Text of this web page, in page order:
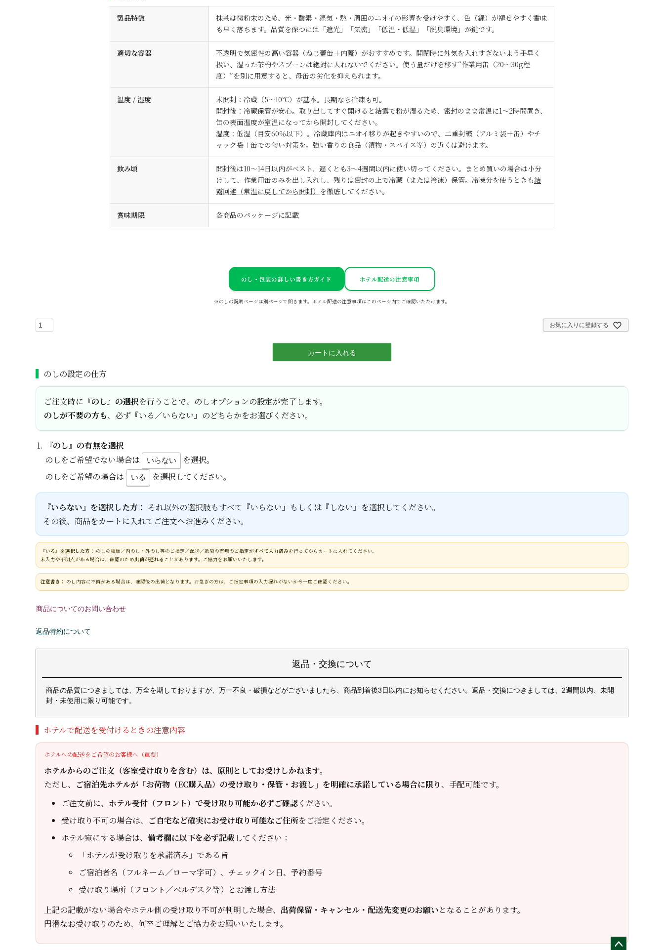
製品特徴
抹茶は微粉末のため、光・酸素・湿気・熱・周囲のニオイの影響を受けやすく、色（緑）が褪せやすく香味
も早く落ちます。品質を保つには「遮光」「気密」「低温・低湿」「脱臭環境」が鍵です。
適切な容器
不透明で気密性の高い容器（ねじ蓋缶＋内蓋）がおすすめです。開閉時に外気を入れすぎないよう手早く
扱い、湿った茶杓やスプーンは絶対に入れないでください。使う量だけを移す“作業用缶（20〜30g程
度）”を別に用意すると、母缶の劣化を抑えられます。
温度 / 湿度
未開封：冷蔵（5〜10℃）が基本。長期なら冷凍も可。
開封後：冷蔵保管が安心。取り出してすぐ開けると結露で粉が湿るため、密封のまま常温に1〜2時間置き、
缶の表面温度が室温になってから開封してください。
湿度：低湿（目安60％以下）。冷蔵庫内はニオイ移りが起きやすいので、二重封緘（アルミ袋＋缶）やチ
ャック袋＋缶での匂い対策を。強い香りの食品（漬物・スパイス等）の近くは避けます。
飲み頃
開封後は10〜14日以内がベスト、遅くとも3〜4週間以内に使い切ってください。まとめ買いの場合は小分
けして、作業用缶のみを出し入れし、残りは密封の上で冷蔵（または冷凍）保管。冷凍分を使うときも結
露回避（常温に戻してから開封） を徹底してください。
賞味期限 各商品のパッケージに記載
のし・包装の詳しい書き方ガイド ホテル配送の注意事項
※のしの説明ページは別ページで開きます。ホテル配送の注意事項はこのページ内でご確認いただけます。
お気に入りに登録する
カートに入れる
のしの設定の仕方
ご注文時に 『のし』の選択を行うことで、のしオプションの設定が完了します。
のしが不要の方も、必ず『いる／いらない』のどちらかをお選びください。
『のし』の有無を選択
のしをご希望でない場合は
いらない
を選択。
のしをご希望の場合は
いる を選択してください。
『いらない』を選択した方： それ以外の選択肢もすべて『いらない』もしくは『しない』を選択してください。
その後、商品をカートに入れてご注文へお進みください。
『いる』を選択した方： のしの種類／内のし・外のし等のご指定／配送／紙袋の有無のご指定がすべて入力済みを行ってからカートに入れてください。
未入力や不明点がある場合は、確認のため出荷が遅れる ことがあります。ご協力をお願いいたします。
注意書き： のし内容に不備がある場合は、確認後の出荷となります。お急ぎの方は、ご指定事項の入力漏れがないか今一度ご確認ください。
商品についてのお問い合わせ
返品特約について
返品・交換について
商品の品質につきましては、万全を期しておりますが、万一不良・破損などがございましたら、商品到着後3日以内にお知らせください。返品・交換につきましては、2週間以内、未開
封・未使用に限り可能です。
ホテルで配送を受付けるときの注意内容
ホテルへの配送をご希望のお客様へ（重要）
ホテルからのご注文（客室受け取りを含む）は、原則としてお受けしかねます。
ただし、 ご宿泊先ホテルが「お荷物（EC購入品）の受け取り・保管・お渡し」を明確に承諾している場合に限り、手配可能です。
ご注文前に、 ホテル受付（フロント）で受け取り可能か必ずご確認ください。
受け取り不可の場合は、 ご自宅など確実にお受け取り可能なご住所をご指定ください。
ホテル宛にする場合は、備考欄に以下を必ず記載 してください：
「ホテルが受け取りを承諾済み」である旨
ご宿泊者名（フルネーム／ローマ字可）、チェックイン日、予約番号
受け取り場所（フロント／ベルデスク等）とお渡し方法
上記の記載がない場合やホテル側の受け取り不可が判明した場合、 出荷保留・キャンセル・配送先変更のお願いとなることがあります。
円滑なお受け取りのため、何卒ご理解とご協力をお願いいたします。